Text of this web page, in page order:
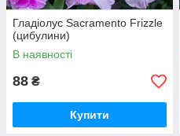
Гладіолус Sacramento Frizzle
(цибулини)
В наявності
88 ₴
Купити